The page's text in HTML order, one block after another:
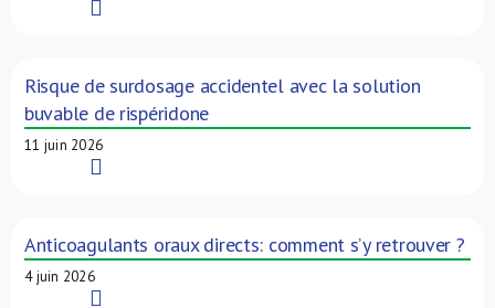
Risque de surdosage accidentel avec la solution
buvable de rispéridone
11 juin 2026
Anticoagulants oraux directs: comment s’y retrouver ?
4 juin 2026